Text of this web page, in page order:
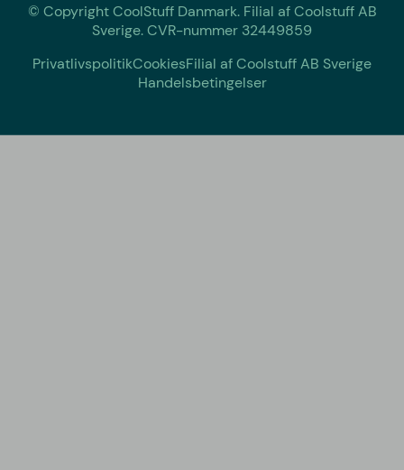
© Copyright CoolStuff Danmark. Filial af Coolstuff AB
Sverige. CVR-nummer 32449859
PrivatlivspolitikCookiesFilial af Coolstuff AB Sverige
Handelsbetingelser